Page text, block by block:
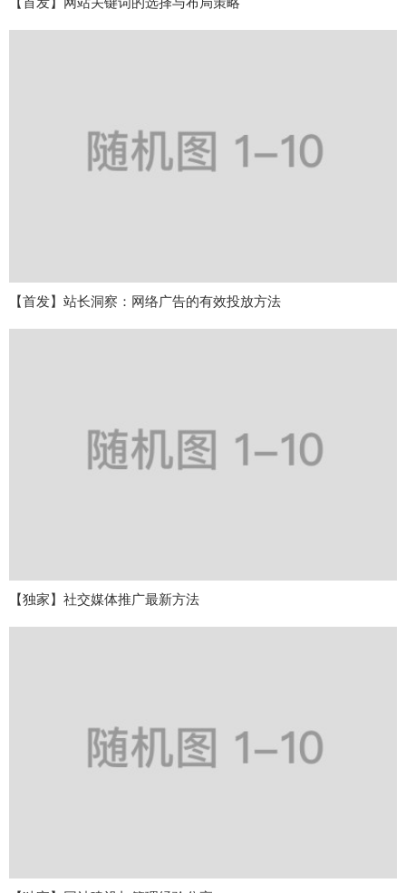
【首发】站长洞察：网络广告的有效投放方法
【独家】社交媒体推广最新方法